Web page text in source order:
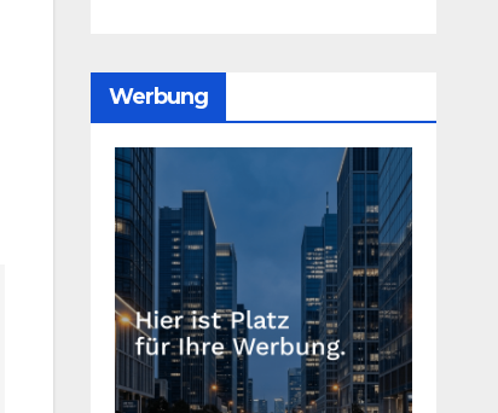
Werbung